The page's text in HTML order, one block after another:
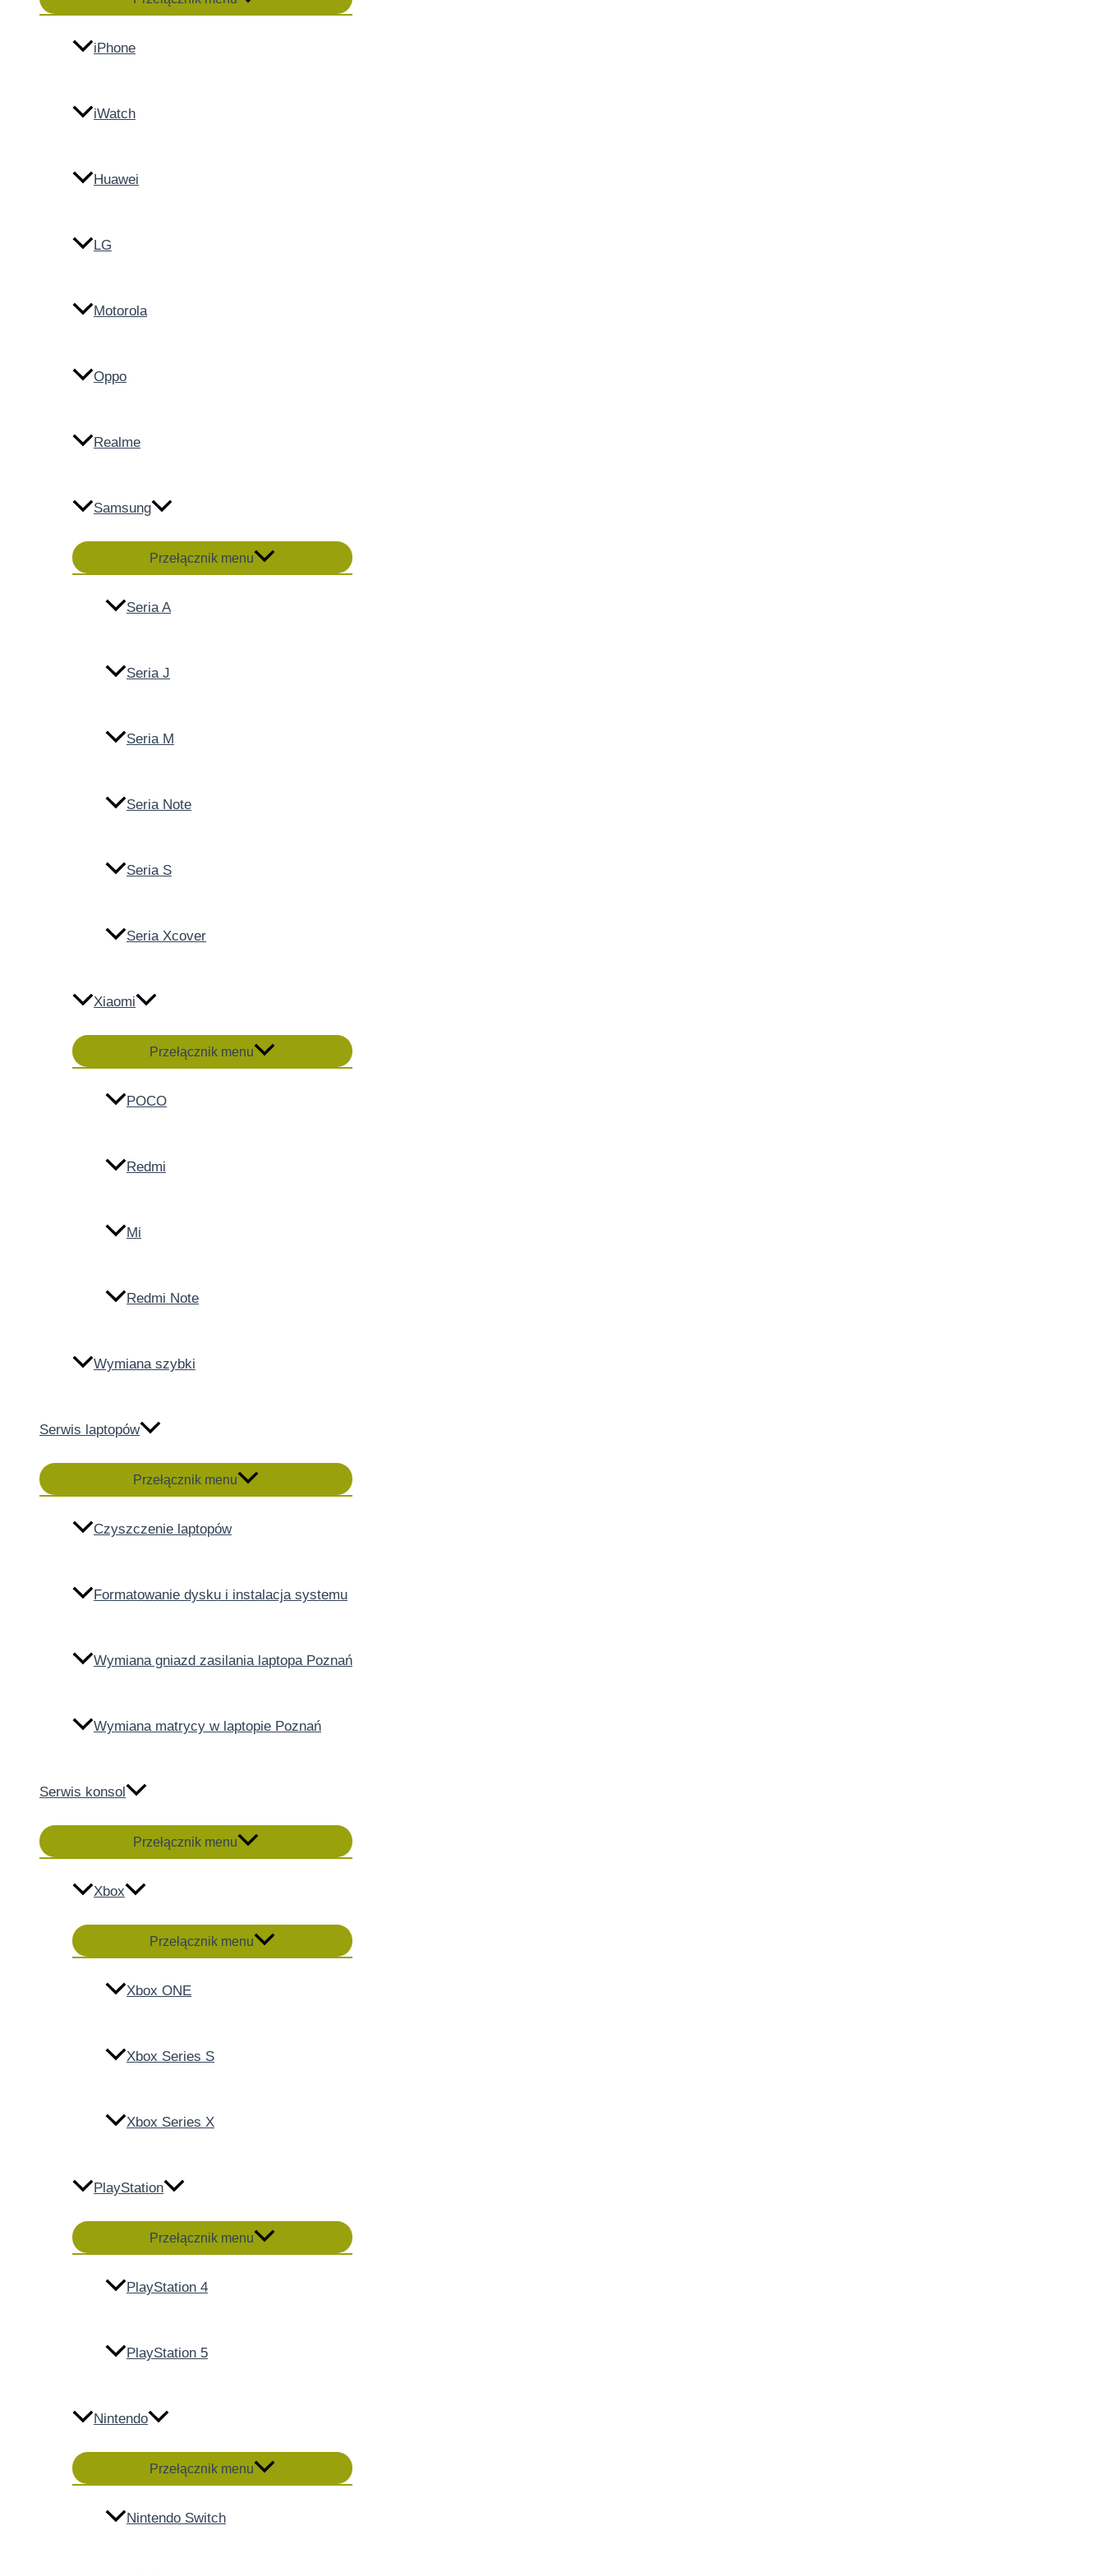
iPhone
iWatch
Huawei
LG
Motorola
Oppo
Realme
Samsung
Przełącznik menu
Seria A
Seria J
Seria M
Seria Note
Seria S
Seria Xcover
Xiaomi
Przełącznik menu
POCO
Redmi
Mi
Redmi Note
Wymiana szybki
Serwis laptopów
Przełącznik menu
Czyszczenie laptopów
Formatowanie dysku i instalacja systemu
Wymiana gniazd zasilania laptopa Poznań
Wymiana matrycy w laptopie Poznań
Serwis konsol
Przełącznik menu
Xbox
Przełącznik menu
Xbox ONE
Xbox Series S
Xbox Series X
PlayStation
Przełącznik menu
PlayStation 4
PlayStation 5
Nintendo
Przełącznik menu
Nintendo Switch